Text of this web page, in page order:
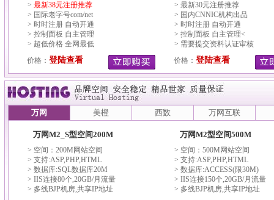
> 最新38元注册推荐
> 国际老字号com/net
> 时时注册 自动开通
> 控制面板 自主管理
> 超低价格 全网最低
价格： 登陆查看
> 最新30元注册推荐
> 国内CNNIC机构出品
> 时时注册 自动开通
> 控制面板 自主管理<
> 需要提交资料认证审核
价格： 登陆查看
万网 美橙 西数 万网互联
万网M2_S型空间200M
> 空间：200M网站空间
> 支持:ASP,PHP,HTML
> 数据库:SQL数据库20M
> IIS连接80个,20GB/月流量
> 多线BJP机房,共享IP地址
万网M2型空间500M
> 空间：500M网站空间
> 支持:ASP,PHP,HTML
> 数据库:ACCESS(限30M)
> IIS连接150个,20GB/月流量
> 多线BJP机房,共享IP地址